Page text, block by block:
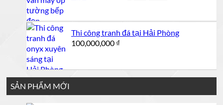
1,100,000 ₫.
Thi công tranh đá tại Hải Phòng
100,000,000 ₫
SẢN PHẨM MỚI